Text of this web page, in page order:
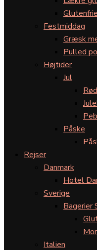
Festmiddag
Græsk
Pulled
Højtider
Jul
Påske
Rejser
Danmark
Hotel
Sverige
Bagerier
Italien